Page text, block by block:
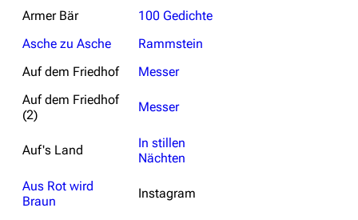
Armer Bär
100 Gedichte
Asche zu Asche
Rammstein
Auf dem Friedhof
Messer
Auf dem Friedhof
(2)
Messer
Auf's Land
In stillen
Nächten
Aus Rot wird
Braun
Instagram